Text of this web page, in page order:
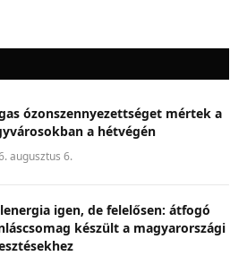
ózonszennyezettséget mértek a
a hétvégén
augusztus 6.
igen, de felelősen: átfogó
készült a magyarországi